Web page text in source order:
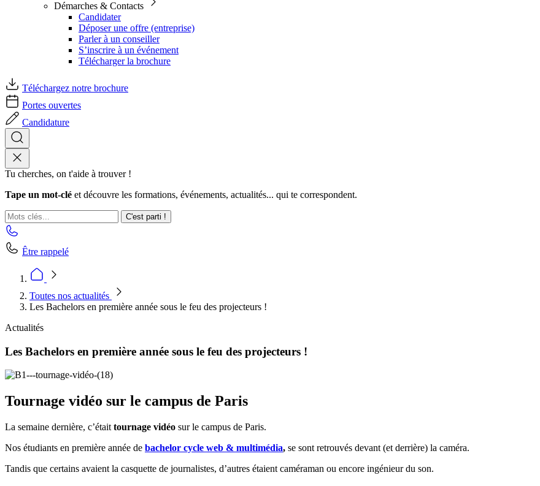
Démarches & Contacts
Candidater
Déposer une offre (entreprise)
Parler à un conseiller
S’inscrire à un événement
Télécharger la brochure
Téléchargez notre brochure
Portes ouvertes
Candidature
Tu cherches, on t'aide à trouver !
Tape un mot-clé et découvre les formations, événements, actualités... qui te correspondent.
C'est parti !
Être rappelé
Toutes nos actualités
Les Bachelors en première année sous le feu des projecteurs !
Actualités
Les Bachelors en première année sous le feu des projecteurs !
Tournage vidéo sur le campus de Paris
La semaine dernière, c’était tournage vidéo sur le campus de Paris.
Nos étudiants en première année de bachelor cycle web & multimédia, se sont retrouvés devant (et derrière) la caméra.
Tandis que certains avaient la casquette de journalistes, d’autres étaient caméraman ou encore ingénieur du son.